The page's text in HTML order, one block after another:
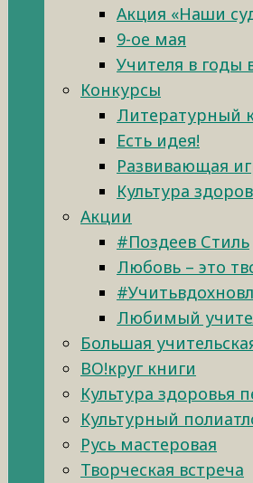
Акция «Наши
9-ое мая
Учителя в годы
Конкурсы
Литературный
Есть идея!
Развивающая
Культура
Акции
#Поздеев Стиль
Любовь – это
Любимый
Большая
ВО!круг книги
Культура здоровья
Культурный
Русь мастеровая
Творческая встреча